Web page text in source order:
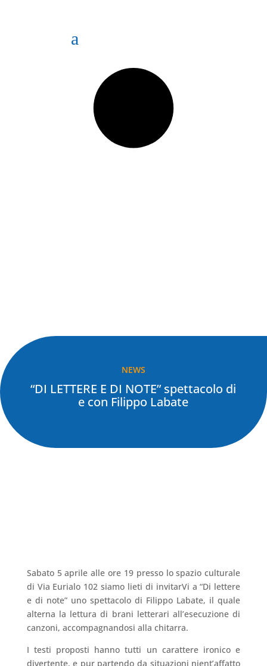
NEWS
“DI LETTERE E DI NOTE” spettacolo di
e con Filippo Labate
Sabato 5 aprile alle ore 19 presso lo spazio culturale
di Via Eurialo 102 siamo lieti di invitarVi a “Di lettere
e di note” uno spettacolo di Filippo Labate, il quale
alterna la lettura di brani letterari all’esecuzione di
canzoni, accompagnandosi alla chitarra.
I testi proposti hanno tutti un carattere ironico e
divertente, e pur partendo da situazioni nient’affatto